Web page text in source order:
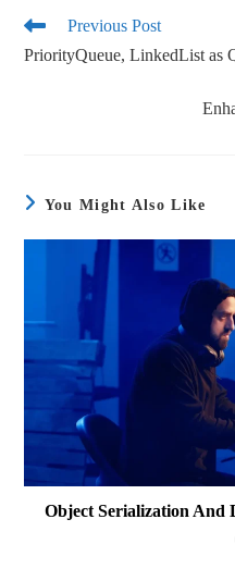
ok r
Previous Post
PriorityQueue, LinkedList as
You Might Also Like
Object Serialization And